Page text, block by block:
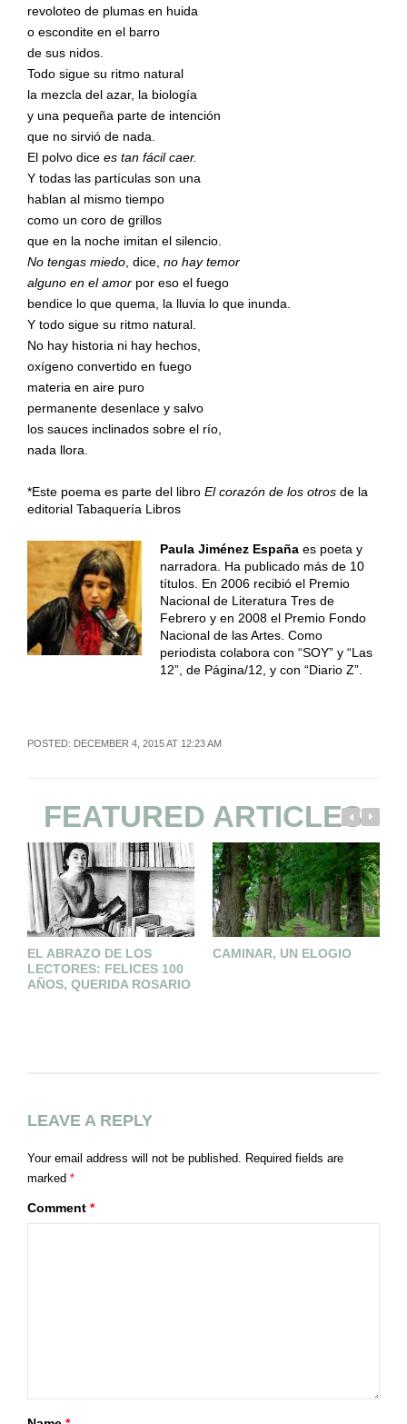
revoloteo de plumas en huida
o escondite en el barro
de sus nidos.
Todo sigue su ritmo natural
la mezcla del azar, la biología
y una pequeña parte de intención
que no sirvió de nada.
El polvo dice es tan fácil caer.
Y todas las partículas son una
hablan al mismo tiempo
como un coro de grillos
que en la noche imitan el silencio.
No tengas miedo, dice, no hay temor
alguno en el amorpor eso el fuego
bendice lo que quema, la lluvia lo que inunda.
Y todo sigue su ritmo natural.
No hay historia ni hay hechos,
oxígeno convertido en fuego
materia en aire puro
permanente desenlace y salvo
los sauces inclinados sobre el río,
nada llora.
*Este poema es parte del libroEl corazón de los otros de la
editorial Tabaquería Libros
Paula Jiménez Españaes poeta y
narradora. Ha publicado más de 10
títulos. En 2006 recibió el Premio
Nacional de Literatura Tres de
Febrero y en 2008 el Premio Fondo
Nacional de las Artes. Como
periodista colabora con “SOY” y “Las
12”, de Página/12, y con “Diario Z”.
POSTED: DECEMBER 4, 2015 AT 12:23 AM
FEATURED ARTICLES
EL ABRAZO DE LOS
LECTORES: FELICES 100
AÑOS, QUERIDA ROSARIO
CAMINAR, UN ELOGIO
LEAVE A REPLY
Your email address will not be published. Required fields are
marked *
Comment *